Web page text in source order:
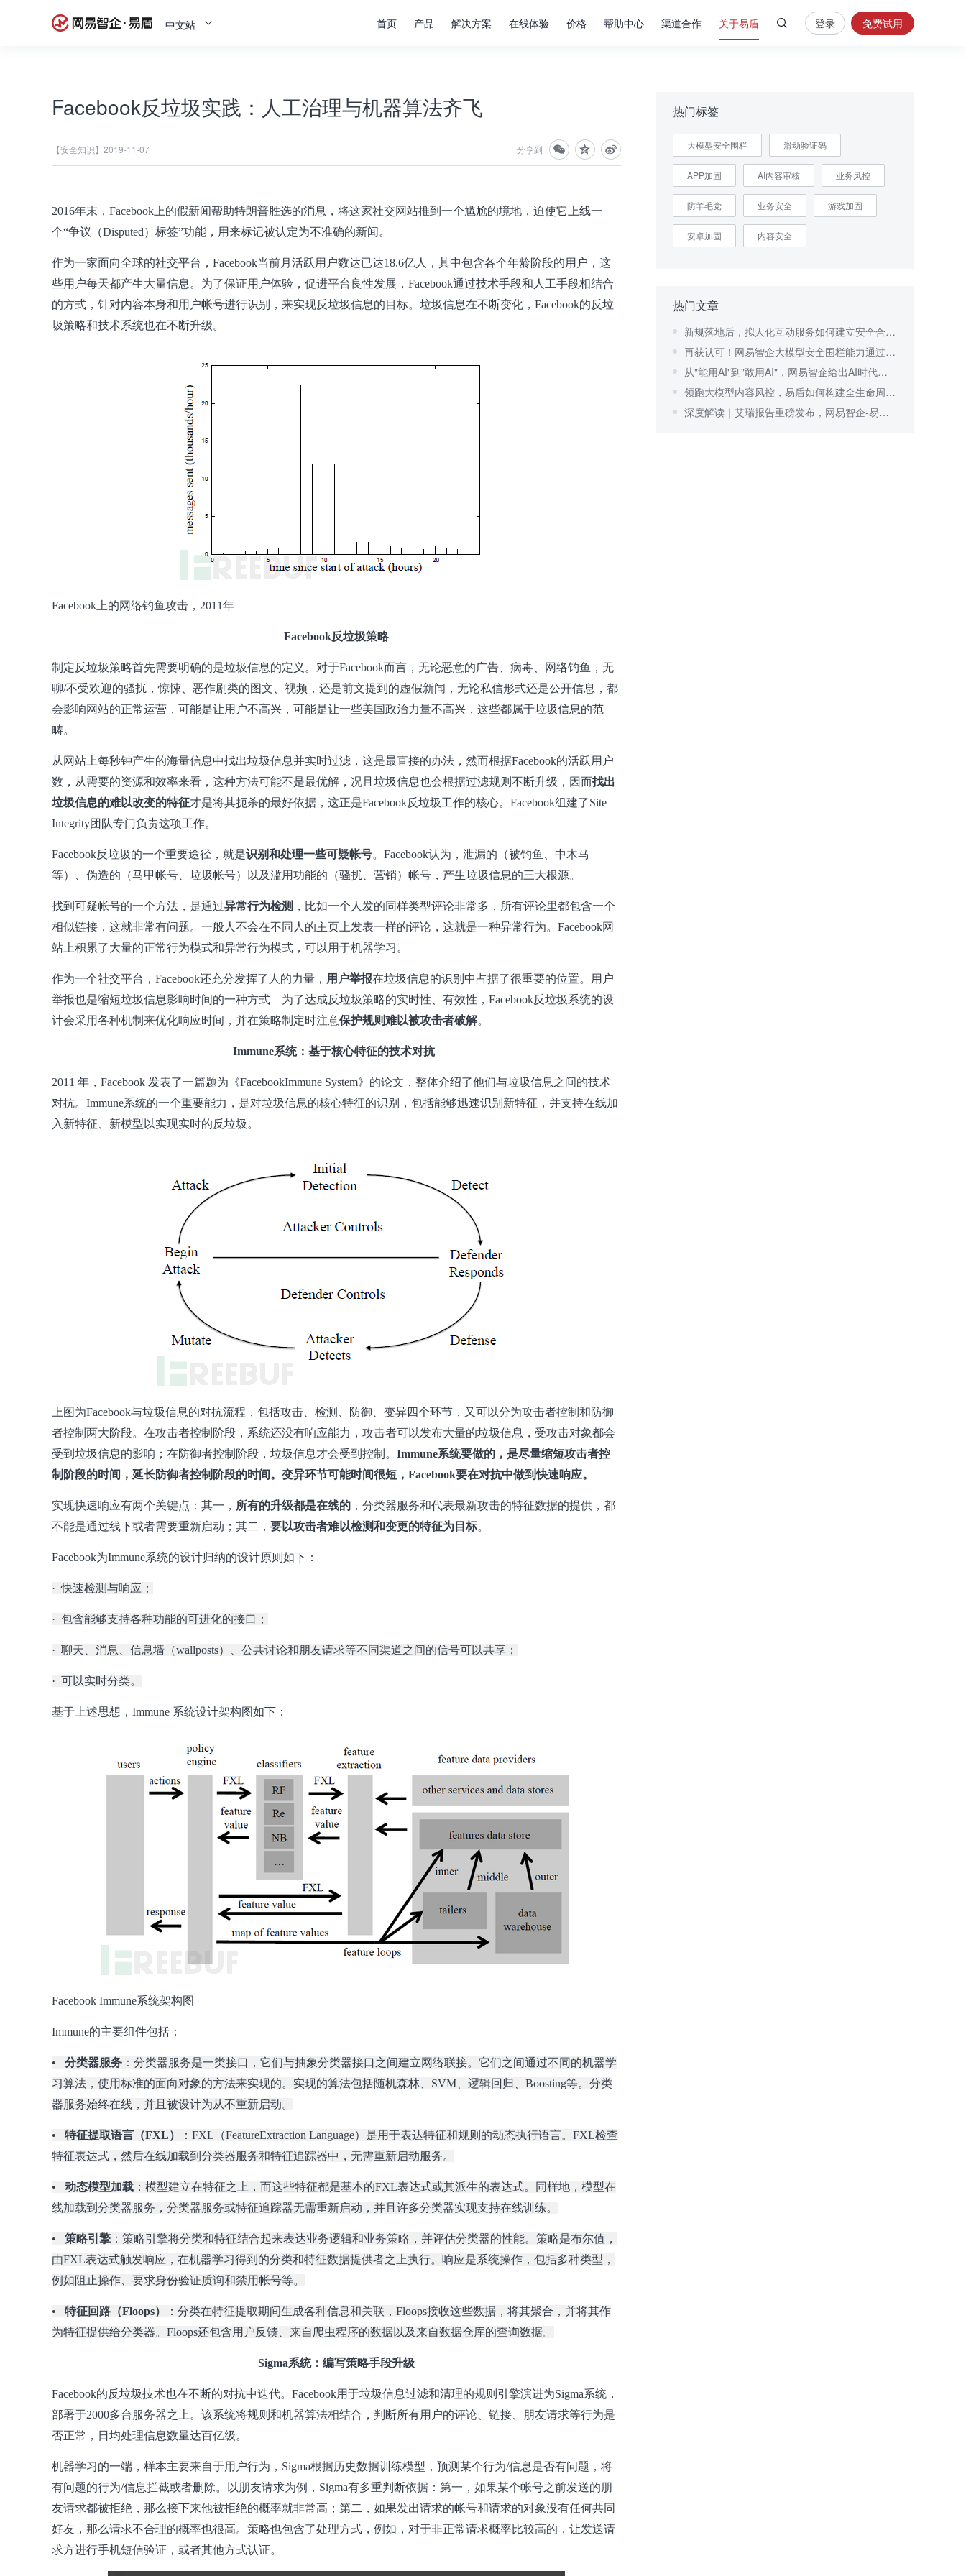
中文站 首页 产品 解决方案 在线体验 价格 帮助中心 渠道合作 关于易盾
内
容
安
全
证
登录 免费试用
Facebook反垃圾实践：人工治理与机器算法齐飞
【安全知识】 2019-11-07 分享到
2016年末，Facebook上的假新闻帮助特朗普胜选的消息，将这家社交网站推到一个尴尬的境地，迫使它上线一
个“争议（Disputed）标签”功能，用来标记被认定为不准确的新闻。
作为一家面向全球的社交平台，Facebook当前月活跃用户数达已达18.6亿人，其中包含各个年龄阶段的用户，这
些用户每天都产生大量信息。为了保证用户体验，促进平台良性发展，Facebook通过技术手段和人工手段相结合
的方式，针对内容本身和用户帐号进行识别，来实现反垃圾信息的目标。垃圾信息在不断变化，Facebook的反垃
圾策略和技术系统也在不断升级。
Facebook上的网络钓鱼攻击，2011年
Facebook反垃圾策略
制定反垃圾策略首先需要明确的是垃圾信息的定义。对于Facebook而言，无论恶意的广告、病毒、网络钓鱼，无
聊/不受欢迎的骚扰，惊悚、恶作剧类的图文、视频，还是前文提到的虚假新闻，无论私信形式还是公开信息，都
会影响网站的正常运营，可能是让用户不高兴，可能是让一些美国政治力量不高兴，这些都属于垃圾信息的范
畴。
从网站上每秒钟产生的海量信息中找出垃圾信息并实时过滤，这是最直接的办法，然而根据Facebook的活跃用户
数，从需要的资源和效率来看，这种方法可能不是最优解，况且垃圾信息也会根据过滤规则不断升级，因而找出
垃圾信息的难以改变的特征才是将其扼杀的最好依据，这正是Facebook反垃圾工作的核心。Facebook组建了Site
Integrity团队专门负责这项工作。
Facebook反垃圾的一个重要途径，就是识别和处理一些可疑帐号。Facebook认为，泄漏的（被钓鱼、中木马
等）、伪造的（马甲帐号、垃圾帐号）以及滥用功能的（骚扰、营销）帐号，产生垃圾信息的三大根源。
找到可疑帐号的一个方法，是通过异常行为检测 ，比如一个人发的同样类型评论非常多，所有评论里都包含一个
相似链接，这就非常有问题。一般人不会在不同人的主页上发表一样的评论，这就是一种异常行为。Facebook网
站上积累了大量的正常行为模式和异常行为模式，可以用于机器学习。
作为一个社交平台，Facebook还充分发挥了人的力量， 用户举报在垃圾信息的识别中占据了很重要的位置。用户
举报也是缩短垃圾信息影响时间的一种方式 – 为了达成反垃圾策略的实时性、有效性，Facebook反垃圾系统的设
计会采用各种机制来优化响应时间，并在策略制定时注意保护规则难以被攻击者破解。
Immune系统：基于核心特征的技术对抗
2011 年，Facebook 发表了一篇题为《FacebookImmune System》的论文，整体介绍了他们与垃圾信息之间的技术
对抗。Immune系统的一个重要能力，是对垃圾信息的核心特征的识别，包括能够迅速识别新特征，并支持在线加
入新特征、新模型以实现实时的反垃圾。
上图为Facebook与垃圾信息的对抗流程，包括攻击、检测、防御、变异四个环节，又可以分为攻击者控制和防御
者控制两大阶段。在攻击者控制阶段，系统还没有响应能力，攻击者可以发布大量的垃圾信息，受攻击对象都会
受到垃圾信息的影响；在防御者控制阶段，垃圾信息才会受到控制。 Immune系统要做的，是尽量缩短攻击者控
制阶段的时间，延长防御者控制阶段的时间。变异环节可能时间很短，Facebook要在对抗中做到快速响应。
实现快速响应有两个关键点：其一， 所有的升级都是在线的 ，分类器服务和代表最新攻击的特征数据的提供，都
不能是通过线下或者需要重新启动；其二， 要以攻击者难以检测和变更的特征为目标。
Facebook为Immune系统的设计归纳的设计原则如下：
· 快速检测与响应；
· 包含能够支持各种功能的可进化的接口；
· 聊天、消息、信息墙（wallposts）、公共讨论和朋友请求等不同渠道之间的信号可以共享；
· 可以实时分类。
基于上述思想，Immune 系统设计架构图如下：
Facebook Immune系统架构图
Immune的主要组件包括：
• 分类器服务 ：分类器服务是一类接口，它们与抽象分类器接口之间建立网络联接。它们之间通过不同的机器学
习算法，使用标准的面向对象的方法来实现的。实现的算法包括随机森林、SVM、逻辑回归、Boosting等。分类
器服务始终在线，并且被设计为从不重新启动。
• 特征提取语言（FXL）
：FXL（FeatureExtraction Language）是用于表达特征和规则的动态执行语言。FXL检查
特征表达式，然后在线加载到分类器服务和特征追踪器中，无需重新启动服务。
• 动态模型加载 ：模型建立在特征之上，而这些特征都是基本的FXL表达式或其派生的表达式。同样地，模型在
线加载到分类器服务，分类器服务或特征追踪器无需重新启动，并且许多分类器实现支持在线训练。
• 策略引擎 ：策略引擎将分类和特征结合起来表达业务逻辑和业务策略，并评估分类器的性能。策略是布尔值，
由FXL表达式触发响应，在机器学习得到的分类和特征数据提供者之上执行。响应是系统操作，包括多种类型，
例如阻止操作、要求身份验证质询和禁用帐号等。
• 特征回路（Floops）
：分类在特征提取期间生成各种信息和关联，Floops接收这些数据，将其聚合，并将其作
为特征提供给分类器。Floops还包含用户反馈、来自爬虫程序的数据以及来自数据仓库的查询数据。
Sigma系统：编写策略手段升级
Facebook的反垃圾技术也在不断的对抗中迭代。Facebook用于垃圾信息过滤和清理的规则引擎演进为Sigma系统，
部署于2000多台服务器之上。该系统将规则和机器算法相结合，判断所有用户的评论、链接、朋友请求等行为是
否正常，日均处理信息数量达百亿级。
机器学习的一端，样本主要来自于用户行为，Sigma根据历史数据训练模型，预测某个行为/信息是否有问题，将
有问题的行为/信息拦截或者删除。以朋友请求为例，Sigma有多重判断依据：第一，如果某个帐号之前发送的朋
友请求都被拒绝，那么接下来他被拒绝的概率就非常高；第二，如果发出请求的帐号和请求的对象没有任何共同
好友，那么请求不合理的概率也很高。策略也包含了处理方式，例如，对于非正常请求概率比较高的，让发送请
求方进行手机短信验证，或者其他方式认证。
热门标签
大模型安全围栏 滑动验证码
APP加固 AI内容审核 业务风控
防羊毛党 业务安全 游戏加固
安卓加固 内容安全
热门文章
新规落地后，拟人化互动服务如何建立安全合规体系？
再获认可！网易智企大模型安全围栏能力通过行业验证
从"能用AI"到"敢用AI"，网易智企给出AI时代可信安全答案
领跑大模型内容风控，易盾如何构建全生命周期安全围栏？
深度解读｜艾瑞报告重磅发布，网易智企-易盾持续领跑内容风控行业